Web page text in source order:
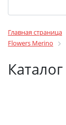
Главная страница
Flowers Merino
Каталог